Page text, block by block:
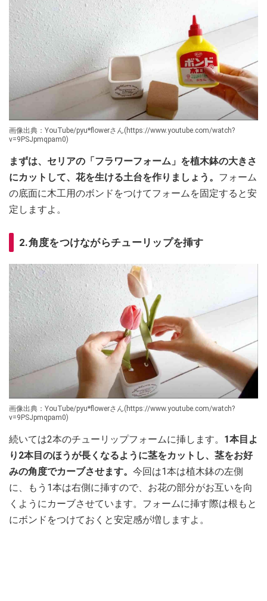
画像出典：YouTube/pyu*flowerさん(https://www.youtube.com/watch?
v=9PSJpmqpam0)
まずは、セリアの「フラワーフォーム」を植木鉢の大きさ
にカットして、花を生ける土台を作りましょう。 フォーム
の底面に木工用のボンドをつけてフォームを固定すると安
定しますよ。
2.角度をつけながらチューリップを挿す
画像出典：YouTube/pyu*flowerさん(https://www.youtube.com/watch?
v=9PSJpmqpam0)
続いては2本のチューリップフォームに挿します。 1本目よ
り2本目のほうが長くなるように茎をカットし、茎をお好
みの角度でカーブさせます。 今回は1本は植木鉢の左側
に、もう1本は右側に挿すので、お花の部分がお互いを向
くようにカーブさせています。フォームに挿す際は根もと
にボンドをつけておくと安定感が増しますよ。